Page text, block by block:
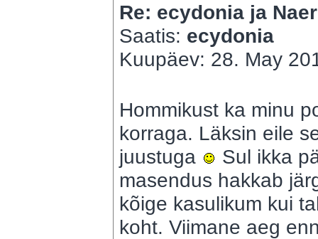
Re: ecydonia ja
Saatis: ecydonia
Kuupäev: 28. May
Hommikust ka minu
korraga. Läksin eile
juustuga
Sul ikka
masendus hakkab
kõige kasulikum kui
koht. Viimane aeg